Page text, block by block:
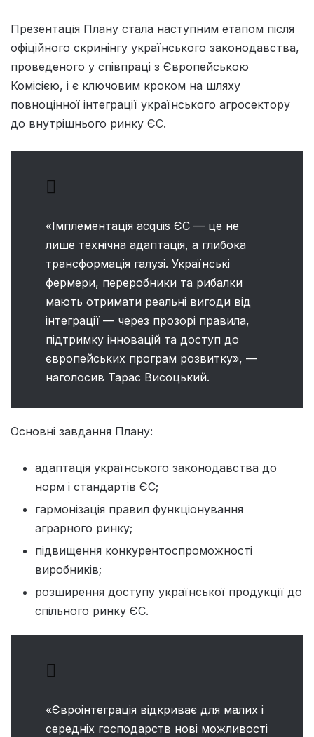
Презентація Плану стала наступним етапом після
офіційного скринінгу українського законодавства,
проведеного у співпраці з Європейською
Комісією, і є ключовим кроком на шляху
повноцінної інтеграції українського агросектору
до внутрішнього ринку ЄС.
«Імплементація acquis ЄС — це не
лише технічна адаптація, а глибока
трансформація галузі. Українські
фермери, переробники та рибалки
мають отримати реальні вигоди від
інтеграції — через прозорі правила,
підтримку інновацій та доступ до
європейських програм розвитку», —
наголосив Тарас Висоцький.
Основні завдання Плану:
адаптація українського законодавства до
норм і стандартів ЄС;
гармонізація правил функціонування
аграрного ринку;
підвищення конкурентоспроможності
виробників;
розширення доступу української продукції до
спільного ринку ЄС.
«Євроінтеграція відкриває для малих і
середніх господарств нові можливості